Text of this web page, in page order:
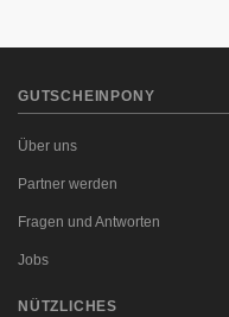
GUTSCHEINPONY
Über uns
Partner werden
Fragen und Antworten
Jobs
NÜTZLICHES